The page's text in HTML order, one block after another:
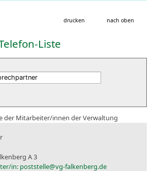
drucken nach oben
Liste
der Mitarbeiter/innen der Verwaltung
A 3